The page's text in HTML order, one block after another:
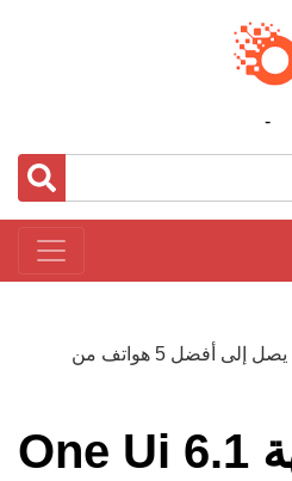
-
تحديث واجهة One Ui 6.1